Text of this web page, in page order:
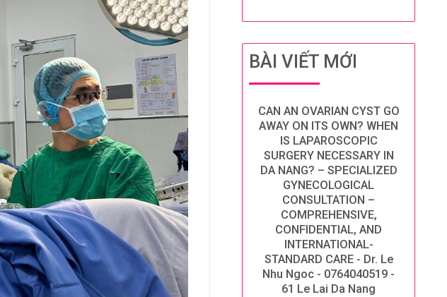
BÀI VIẾT MỚI
CAN AN OVARIAN CYST GO
AWAY ON ITS OWN? WHEN
IS LAPAROSCOPIC
SURGERY NECESSARY IN
DA NANG? – SPECIALIZED
GYNECOLOGICAL
CONSULTATION –
COMPREHENSIVE,
CONFIDENTIAL, AND
INTERNATIONAL-
STANDARD CARE - Dr. Le
Nhu Ngoc - 0764040519 -
61 Le Lai Da Nang